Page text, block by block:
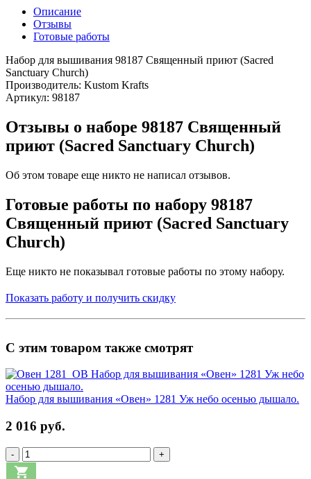
Описание
Отзывы
Готовые работы
Набор для вышивания 98187 Священный приют (Sacred
Sanctuary Church)
Производитель: Kustom Krafts
Артикул: 98187
Отзывы о наборе 98187 Священный
приют (Sacred Sanctuary Church)
Об этом товаре еще никто не написал отзывов.
Готовые работы по набору 98187
Священный приют (Sacred Sanctuary
Church)
Еще никто не показывал готовые работы по этому набору.
Показать работу и получить скидку
С этим товаром также смотрят
Набор для вышивания «Овен» 1281 Уж небо осенью дышало.
2 016 руб.
- +